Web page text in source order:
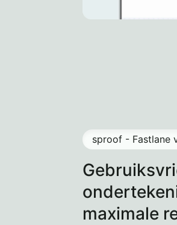
maximale
sproof - Fastlane